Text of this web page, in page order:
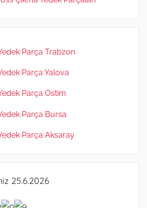
Parça Trabzon
Parça Yalova
Parça Ostim
Parça Bursa
Parça Aksaray
25.6.2026